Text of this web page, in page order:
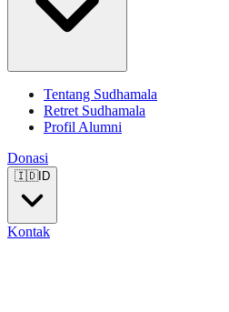
Tentang Sudhamala
Retret Sudhamala
Profil Alumni
Donasi
🇮🇩ID
Kontak